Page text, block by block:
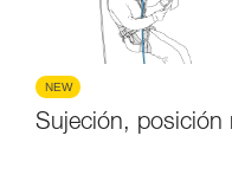
NEW
Sujeción, posición